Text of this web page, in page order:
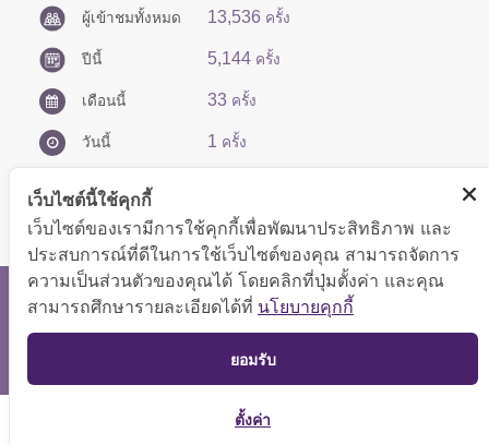
ผู้เข้าชมทั้งหมด 13,536 ครั้ง
ปีนี้ 5,144 ครั้ง
เดือนนี้ 33 ครั้ง
วันนี้ 1 ครั้ง
สงวนลิขสิทธิ์ © 2566 กองบริหารการคลัง
แสดงผลได้ดีที่ขนาดหน้าจอ 1024x768 pixel
แผนผังเว็บไซต์
TOP
เว็บไซต์นี้ใช้คุกกี้
เว็บไซต์ของเรามีการใช้คุกกี้เพื่อพัฒนาประสิทธิภาพ และ
ประสบการณ์ที่ดีในการใช้เว็บไซต์ของคุณ สามารถจัดการ
ความเป็นส่วนตัวของคุณได้ โดยคลิกที่ปุ่มตั้งค่า และคุณ
สามารถศึกษารายละเอียดได้ที่ นโยบายคุกกี้
ยอมรับ
ตั้งค่า